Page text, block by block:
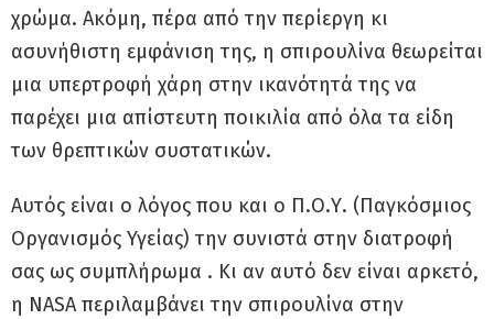
χρώμα. Ακόμη, πέρα από την περίεργη κι
ασυνήθιστη εμφάνιση της, η σπιρουλίνα θεωρείται
μια υπερτροφή χάρη στην ικανότητά της να
παρέχει μια απίστευτη ποικιλία από όλα τα είδη
των θρεπτικών συστατικών.
Αυτός είναι ο λόγος που και ο Π.Ο.Υ. (Παγκόσμιος
Οργανισμός Υγείας) την συνιστά στην διατροφή
σας ως συμπλήρωμα . Κι αν αυτό δεν είναι αρκετό,
η NASA περιλαμβάνει την σπιρουλίνα στην